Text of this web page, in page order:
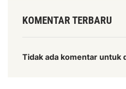
KOMENTAR TERBARU
Tidak ada komentar untuk